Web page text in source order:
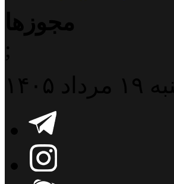
مجوزها
;
۱۴۰۵